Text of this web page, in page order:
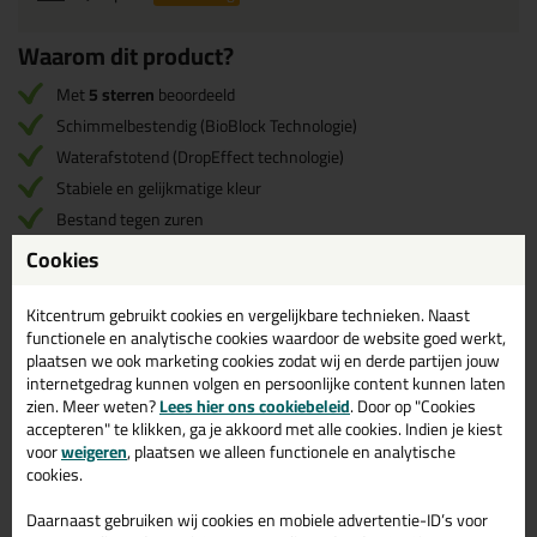
Waarom dit product?
Met5 sterrenbeoordeeld
Schimmelbestendig (BioBlock Technologie)
Waterafstotend (DropEffect technologie)
Stabiele en gelijkmatige kleur
Bestand tegen zuren
Geschikt voor voegen
Twijfel je ofMapei Ultracolor Plus 5kghet beste
product is voor je klus?
Start de check
Omschrijving Video Specificaties Reviews (6)
Cookies
Kitcentrum gebruikt cookies en vergelijkbare technieken. Naast
functionele en analytische cookies waardoor de website goed werkt,
plaatsen we ook marketing cookies zodat wij en derde partijen jouw
internetgedrag kunnen volgen en persoonlijke content kunnen laten
zien. Meer weten?Lees hier ons cookiebeleid. Door op "Cookies
accepteren" te klikken, ga je akkoord met alle cookies. Indien je kiest
voorweigeren, plaatsen we alleen functionele en analytische
cookies.
Daarnaast gebruiken wij cookies en mobiele advertentie-ID’s voor